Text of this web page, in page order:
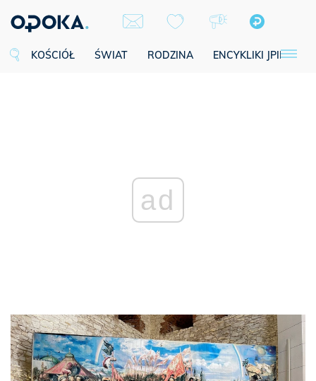
KOŚCIÓŁ ŚWIAT RODZINA ENCYKLIKI JPII
ad